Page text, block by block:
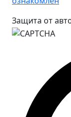
Защита от